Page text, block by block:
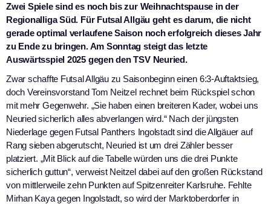
Zwei Spiele sind es noch bis zur Weihnachtspause in der
Regionalliga Süd. Für Futsal Allgäu geht es darum, die nicht
gerade optimal verlaufene Saison noch erfolgreich dieses Jahr
zu Ende zu bringen. Am Sonntag steigt das letzte
Auswärtsspiel 2025 gegen den TSV Neuried.
Zwar schaffte Futsal Allgäu zu Saisonbeginn einen 6:3-Auftaktsieg,
doch Vereinsvorstand Tom Neitzel rechnet beim Rückspiel schon
mit mehr Gegenwehr. „Sie haben einen breiteren Kader, wobei uns
Neuried sicherlich alles abverlangen wird.“ Nach der jüngsten
Niederlage gegen Futsal Panthers Ingolstadt sind die Allgäuer auf
Rang sieben abgerutscht, Neuried ist um drei Zähler besser
platziert. „Mit Blick auf die Tabelle würden uns die drei Punkte
sicherlich guttun“, verweist Neitzel dabei auf den großen Rückstand
von mittlerweile zehn Punkten auf Spitzenreiter Karlsruhe. Fehlte
Mirhan Kaya gegen Ingolstadt, so wird der Marktoberdorfer in